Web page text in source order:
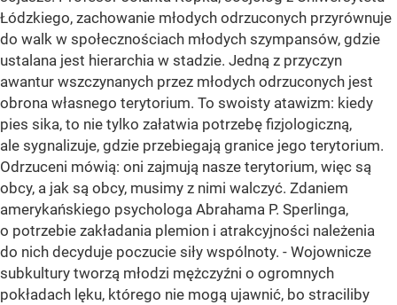
Łódzkiego, zachowanie młodych odrzuconych przyrównuje
do walk w społecznościach młodych szympansów, gdzie
ustalana jest hierarchia w stadzie. Jedną z przyczyn
awantur wszczynanych przez młodych odrzuconych jest
obrona własnego terytorium. To swoisty atawizm: kiedy
pies sika, to nie tylko załatwia potrzebę fizjologiczną,
ale sygnalizuje, gdzie przebiegają granice jego terytorium.
Odrzuceni mówią: oni zajmują nasze terytorium, więc są
obcy, a jak są obcy, musimy z nimi walczyć. Zdaniem
amerykańskiego psychologa Abrahama P. Sperlinga,
o potrzebie zakładania plemion i atrakcyjności należenia
do nich decyduje poczucie siły wspólnoty. - Wojownicze
subkultury tworzą młodzi mężczyźni o ogromnych
pokładach lęku, którego nie mogą ujawnić, bo straciliby